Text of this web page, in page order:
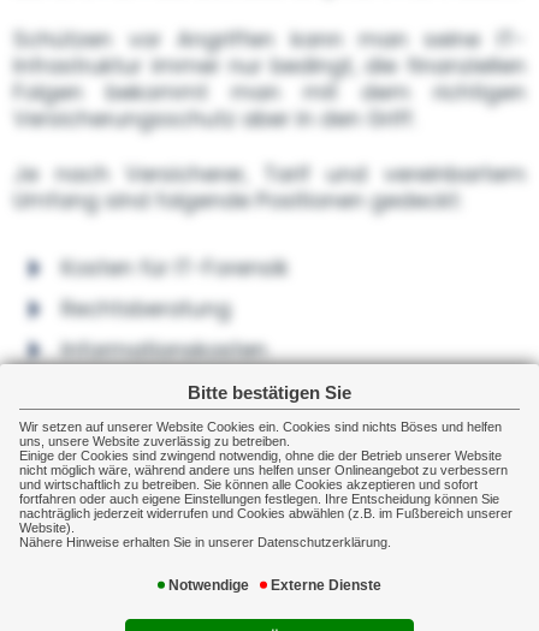
Bitte bestätigen Sie
Wir setzen auf unserer Website Cookies ein. Cookies sind nichts Böses und helfen
uns, unsere Website zuverlässig zu betreiben.
Einige der Cookies sind zwingend notwendig, ohne die der Betrieb unserer Website
nicht möglich wäre, während andere uns helfen unser Onlineangebot zu verbessern
und wirtschaftlich zu betreiben. Sie können alle Cookies akzeptieren und sofort
fortfahren oder auch eigene Einstellungen festlegen. Ihre Entscheidung können Sie
nachträglich jederzeit widerrufen und Cookies abwählen (z.B. im Fußbereich unserer
Website).
Nähere Hinweise erhalten Sie in unserer Datenschutzerklärung.
Notwendige Externe Dienste
Schützen vor Angriffen kann man seine IT-
Infrastruktur immer nur bedingt, die finanziellen
Folgen bekommt man mit dem richtigen
Versicherungsschutz aber in den Griff.
Je nach Versicherer, Tarif und vereinbartem
Umfang sind folgende Positionen gedeckt:
Kosten für IT-Forensik
Rechtsberatung
Informationskosten
Kreditüberwachungsdienstleistungen
Kosten für Krisenmanagement
Kosten für PR-Beratung
Betriebsunterbrechungsschäden
Vertragsstrafen
Lösegeldzahlungen